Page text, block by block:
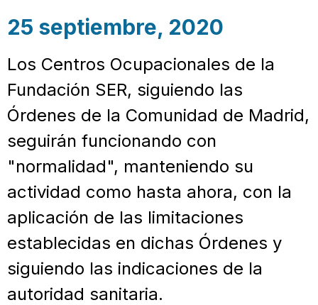
25 septiembre, 2020
Los Centros Ocupacionales de la
Fundación SER, siguiendo las
Órdenes de la Comunidad de Madrid,
seguirán funcionando con
"normalidad", manteniendo su
actividad como hasta ahora, con la
aplicación de las limitaciones
establecidas en dichas Órdenes y
siguiendo las indicaciones de la
autoridad sanitaria.